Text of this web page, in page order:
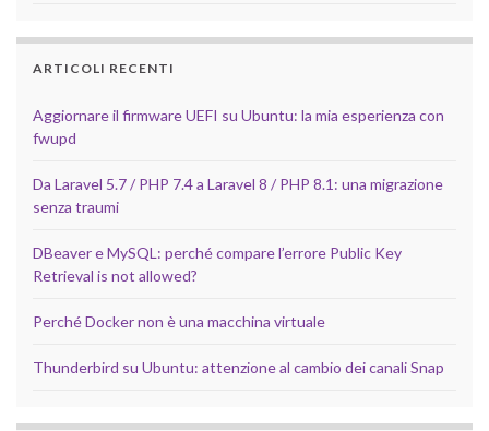
ARTICOLI RECENTI
Aggiornare il firmware UEFI su Ubuntu: la mia esperienza con
fwupd
Da Laravel 5.7 / PHP 7.4 a Laravel 8 / PHP 8.1: una migrazione
senza traumi
DBeaver e MySQL: perché compare l’errore Public Key
Retrieval is not allowed?
Perché Docker non è una macchina virtuale
Thunderbird su Ubuntu: attenzione al cambio dei canali Snap